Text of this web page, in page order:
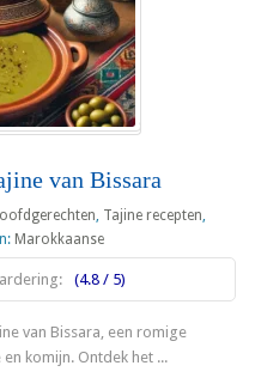
van Bissara
Tajine recepten
Marokkaanse
(4.8 / 5)
van Bissara, een romige
komijn. Ontdek het ...